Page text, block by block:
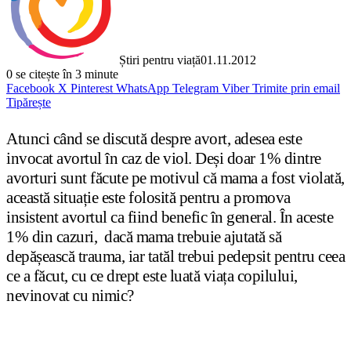
Știri pentru viață01.11.2012
0 se citește în 3 minute
Facebook X Pinterest WhatsApp Telegram Viber Trimite prin email
Tipărește
Atunci când se discută despre avort, adesea este
invocat avortul în caz de viol. Deși doar 1% dintre
avorturi sunt făcute pe motivul că mama a fost violată,
această situație este folosită pentru a promova
insistent avortul ca fiind benefic în general. În aceste
1% din cazuri, dacă mama trebuie ajutată să
depășească trauma, iar tatăl trebui pedepsit pentru ceea
ce a făcut, cu ce drept este luată viața copilului,
nevinovat cu nimic?